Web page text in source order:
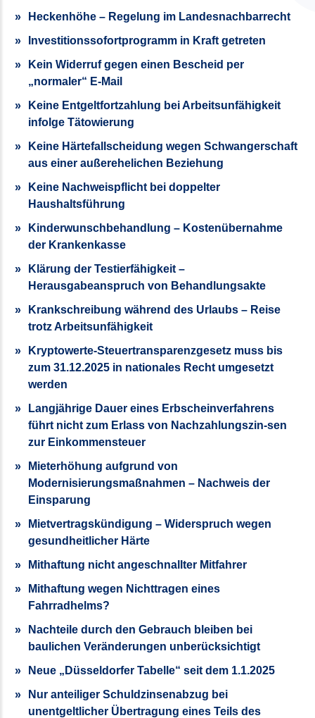
Heckenhöhe – Regelung im Landesnachbarrecht
Investitionssofortprogramm in Kraft getreten
Kein Widerruf gegen einen Bescheid per
„normaler“ E-Mail
Keine Entgeltfortzahlung bei Arbeitsunfähigkeit
infolge Tätowierung
Keine Härtefallscheidung wegen Schwangerschaft
aus einer außerehelichen Beziehung
Keine Nachweispflicht bei doppelter
Haushaltsführung
Kinderwunschbehandlung – Kostenübernahme
der Krankenkasse
Klärung der Testierfähigkeit –
Herausgabeanspruch von Behandlungsakte
Krankschreibung während des Urlaubs – Reise
trotz Arbeitsunfähigkeit
Kryptowerte-Steuertransparenzgesetz muss bis
zum 31.12.2025 in nationales Recht umgesetzt
werden
Langjährige Dauer eines Erbscheinverfahrens
führt nicht zum Erlass von Nachzahlungszin-sen
zur Einkommensteuer
Mieterhöhung aufgrund von
Modernisierungsmaßnahmen – Nachweis der
Einsparung
Mietvertragskündigung – Widerspruch wegen
gesundheitlicher Härte
Mithaftung nicht angeschnallter Mitfahrer
Mithaftung wegen Nichttragen eines
Fahrradhelms?
Nachteile durch den Gebrauch bleiben bei
baulichen Veränderungen unberücksichtigt
Neue „Düsseldorfer Tabelle“ seit dem 1.1.2025
Nur anteiliger Schuldzinsenabzug bei
unentgeltlicher Übertragung eines Teils des